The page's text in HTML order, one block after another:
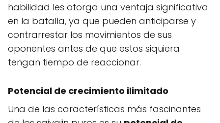
habilidad les otorga una ventaja significativa
en la batalla, ya que pueden anticiparse y
contrarrestar los movimientos de sus
oponentes antes de que estos siquiera
tengan tiempo de reaccionar.
Potencial de crecimiento ilimitado
Una de las características más fascinantes